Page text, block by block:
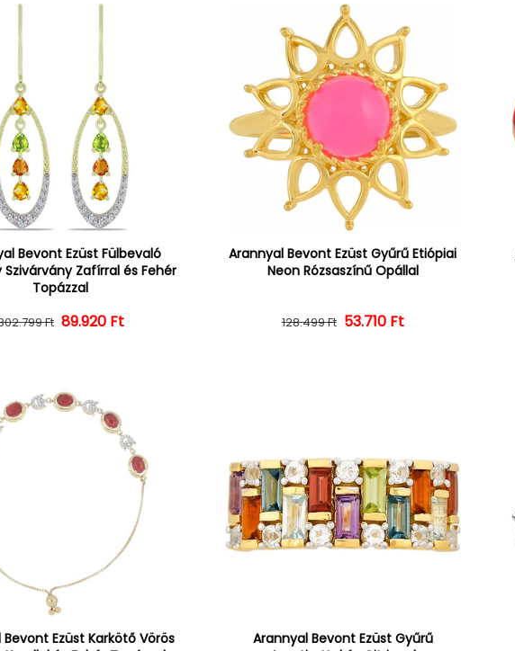
Bevont Ezüst Fülbevaló
Szivárvány Zafírral és Fehér
Topázzal
Normál ár
Ft Kedvezményes ár
89.920 Ft
Arannyal Bevont Ezüst Gyűrű Etiópiai
Neon Rózsaszínű Opállal
Normál ár
128.499 Ft Kedvezményes ár
53.710 Ft
Ezüst Karkötő Vörös
Arannyal Bevont Ezüst Gyűrű